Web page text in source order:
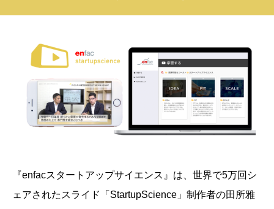
『enfacスタートアップサイエンス』は、 世界で5万回シ
ェアされたスライド「StartupScience」制作者の田所雅